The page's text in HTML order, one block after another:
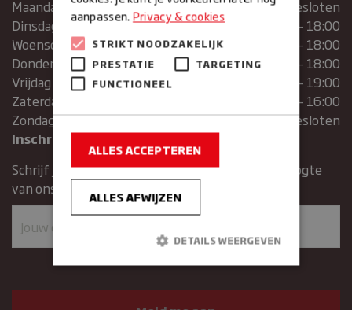
Maandag
gesloten
Dinsdag
07:30 – 13:00 | 14:00 – 18:00
Woensdag
07:30 – 13:00 | 14:00 – 18:00
Donderdag
07:30 – 13:00 | 14:00 – 18:00
Vrijdag
07:00 – 19:00
Zaterdag
07:00 – 16:00
Zondag
Gesloten
Inschrijven voor de nieuwsbrief
Schrijf je in voor de nieuwsbrief en blijft op de hoogte
van ons assortiment en aanbiedingen.
aanpassen.Privacy & cookies
STRIKT NOODZAKELIJK
PRESTATIE
TARGETING
FUNCTIONEEL
ALLES ACCEPTEREN
ALLES AFWIJZEN
DETAILS WEERGEVEN
Strikt noodzakelijk
Prestatie